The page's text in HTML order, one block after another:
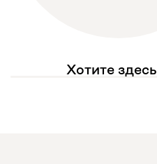
Хотите здесь